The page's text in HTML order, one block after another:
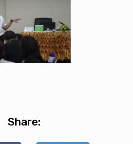
Share: